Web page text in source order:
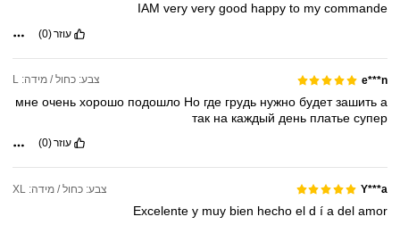
IAM very very good happy to my commande
עוזר(0)
e***n צבע: כחול / מידה: L
мне очень хорошо подошло Но где грудь нужно будетзашить а
так на каждый день платье супер
עוזר(0)
Y***a צבע: כחול / מידה: XL
Excelente y muy bien hecho el d í a del amor